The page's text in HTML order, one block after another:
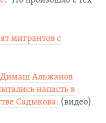
мигрантов с
Димаш Альжанов
напасть в
Садыкова. (видео)